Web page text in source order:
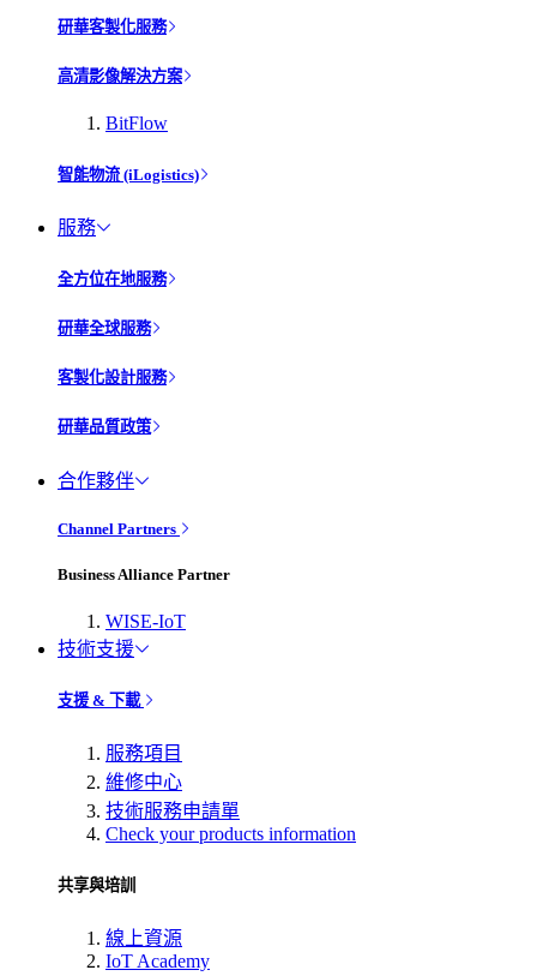
研華客製化服務
高清影像解決方案
BitFlow
智能物流 (iLogistics)
服務
全方位在地服務
研華全球服務
客製化設計服務
研華品質政策
合作夥伴
Channel Partners
Business Alliance Partner
WISE-IoT
技術支援
支援 & 下載
服務項目
維修中心
技術服務申請單
Check your products information
共享與培訓
線上資源
IoT Academy